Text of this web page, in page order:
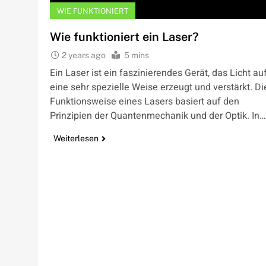
WIE FUNKTIONIERT
Wie funktioniert ein Laser?
2 years ago 5 mins
Ein Laser ist ein faszinierendes Gerät, das Licht
eine sehr spezielle Weise erzeugt und verstärkt.
Funktionsweise eines Lasers basiert auf den
Prinzipien der Quantenmechanik und der Optik. In…
Weiterlesen